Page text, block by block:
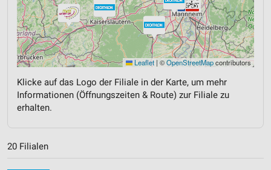
Leaflet | ©OpenStreetMapcontributors
Klicke auf das Logo der Filiale in der Karte, um mehr
Informationen (Öffnungszeiten & Route) zur Filiale zu
erhalten.
20 Filialen